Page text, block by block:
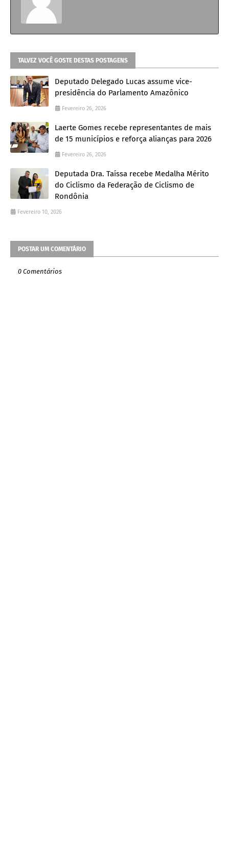
TALVEZ VOCÊ GOSTE DESTAS POSTAGENS
Deputado Delegado Lucas assume vice-
presidência do Parlamento Amazônico
Fevereiro 26, 2026
Laerte Gomes recebe representantes de mais
de 15 municípios e reforça alianças para 2026
Fevereiro 26, 2026
Deputada Dra. Taíssa recebe Medalha Mérito
do Ciclismo da Federação de Ciclismo de
Rondônia
Fevereiro 10, 2026
POSTAR UM COMENTÁRIO
0 Comentários